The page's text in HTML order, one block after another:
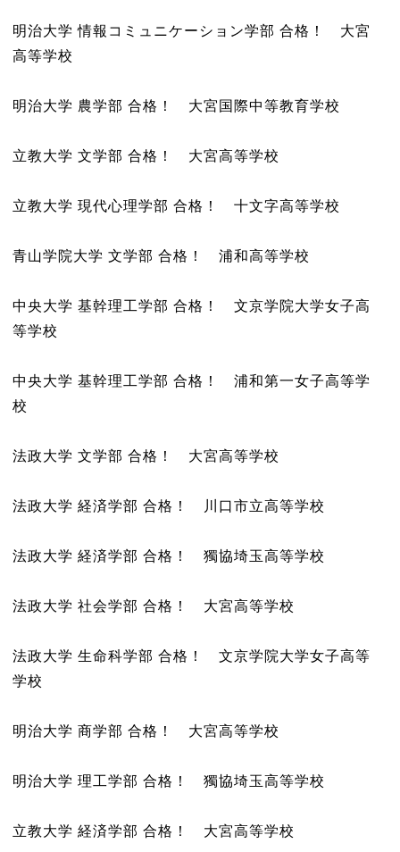
明治大学 情報コミュニケーション学部 合格！ 大宮
高等学校
明治大学 農学部 合格！ 大宮国際中等教育学校
立教大学 文学部 合格！ 大宮高等学校
立教大学 現代心理学部 合格！ 十文字高等学校
青山学院大学 文学部 合格！ 浦和高等学校
中央大学 基幹理工学部 合格！ 文京学院大学女子高
等学校
中央大学 基幹理工学部 合格！ 浦和第一女子高等学
校
法政大学 文学部 合格！ 大宮高等学校
法政大学 経済学部 合格！ 川口市立高等学校
法政大学 経済学部 合格！ 獨協埼玉高等学校
法政大学 社会学部 合格！ 大宮高等学校
法政大学 生命科学部 合格！ 文京学院大学女子高等
学校
明治大学 商学部 合格！ 大宮高等学校
明治大学 理工学部 合格！ 獨協埼玉高等学校
立教大学 経済学部 合格！ 大宮高等学校